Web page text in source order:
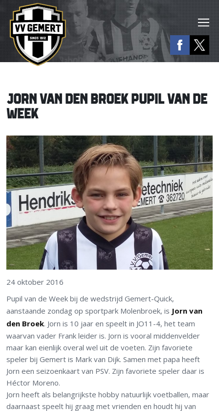
JORN VAN DEN BROEK PUPIL VAN DE
WEEK
24 oktober 2016
Pupil van de Week bij de wedstrijd Gemert-Quick,
aanstaande zondag op sportpark Molenbroek, is Jorn van
den Broek. Jorn is 10 jaar en speelt in JO11-4, het team
waarvan vader Frank leider is. Jorn is vooral middenvelder
maar kan eienlijk overal wel uit de voeten. Zijn favoriete
speler bij Gemert is Mark van Dijk. Samen met papa heeft
Jorn een seizoenkaart van PSV. Zijn favoriete speler daar is
Héctor Moreno.
Jorn heeft als belangrijkste hobby natuurlijk voetballen, maar
daarnaast speelt hij graag met vrienden en houdt hij van